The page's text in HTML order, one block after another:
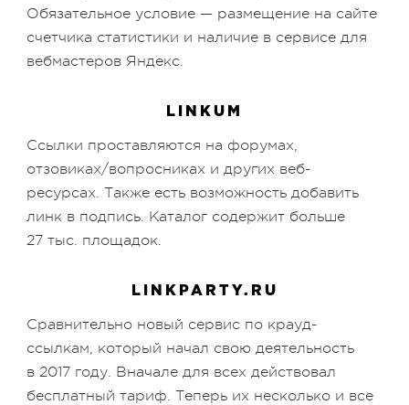
Обязательное условие — размещение на сайте
счетчика статистики и наличие в сервисе для
вебмастеров Яндекс.
LINKUM
Ссылки проставляются на форумах,
отзовиках/вопросниках и других веб-
ресурсах. Также есть возможность добавить
линк в подпись. Каталог содержит больше
27 тыс. площадок.
LINKPARTY.RU
Сравнительно новый сервис по крауд-
ссылкам, который начал свою деятельность
в 2017 году. Вначале для всех действовал
бесплатный тариф. Теперь их несколько и все